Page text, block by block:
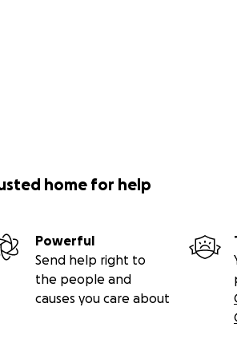
home for help
Powerful
Send help right to
the people and
causes you care about